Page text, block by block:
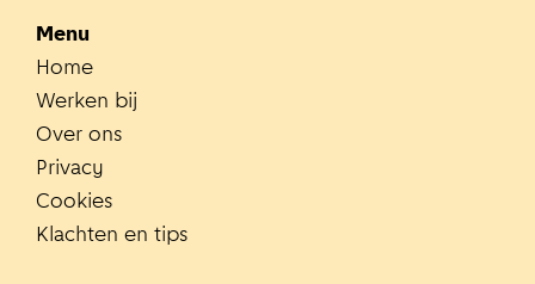
Menu
Home
Werken bij
Over ons
Privacy
Cookies
Klachten en tips